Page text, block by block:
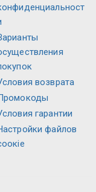
возврата
гарантии
файлов